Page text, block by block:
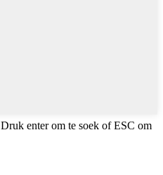
Druk enter om te soek of ESC om